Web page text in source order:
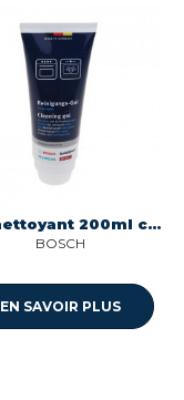
Gel nettoyant 200ml cuisiniere pour tiroir chauffe-plat four Constructa 00312324
BOSCH
EN SAVOIR PLUS